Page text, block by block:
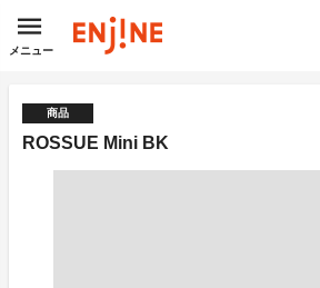
メニュー
商品
ROSSUE Mini BK